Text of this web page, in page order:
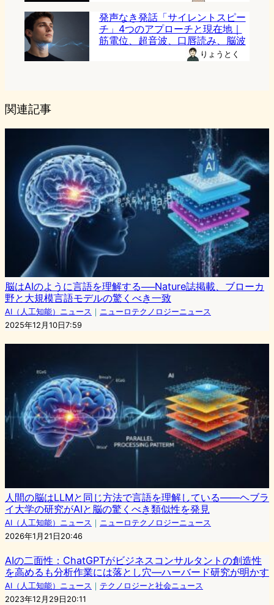
発声なき発話「サイレントスピー
チ」4つのアプローチと現在地｜
筋電位、超音波、口唇読み、脳波
りょうとく
関連記事
脳はAIのように言語を理解する──Nature誌掲載、ブローカ
野と大規模言語モデルの驚くべき一致
AI（人工知能）ニュース ｜ ニューロテクノロジーニュース
2025年12月10日7:59
人間の脳はLLMと同じ方法で言語を理解している――ヘブラ
イ大学の研究がAIと脳の驚くべき類似性を発見
AI（人工知能）ニュース ｜ ニューロテクノロジーニュース
2026年1月21日20:46
AIの二面性：ChatGPTがビジネスコンサルタントの創造性
を高めるも分析作業には落とし穴—ハーバード研究が明かす
AI（人工知能）ニュース ｜ テクノロジーと社会ニュース
2023年12月29日20:11